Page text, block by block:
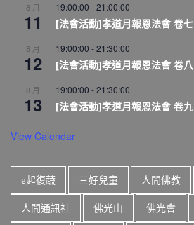
8 月
11
19:00:00 -21:00:00
[法會活動]孝道月報恩法會 卷七
8 月
12
19:00:00 -21:30:00
[法會活動]孝道月報恩法會 卷八
8 月
13
19:00:00 -21:30:00
[法會活動]孝道月報恩法會 卷九
View Calendar
e起復蔬 三好兒童 人間佛教
人間通訊社 佛光山 佛光會